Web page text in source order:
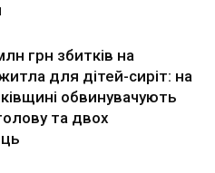
грн збитків на
житла для дітей-сиріт: на
обвинувачують
та двох